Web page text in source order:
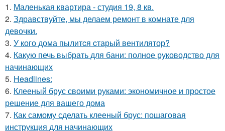
1. Маленькая квартира - студия 19, 8 кв.
2. Здравствуйте, мы делаем ремонт в комнате для
девочки.
3. У кого дома пылитcя cтарый вентилятор?
4. Какую печь выбрать для бани: полное руководство для
начинающих
5. Headlines:
6. Клееный брус своими руками: экономичное и простое
решение для вашего дома
7. Как самому сделать клееный брус: пошаговая
инструкция для начинающих